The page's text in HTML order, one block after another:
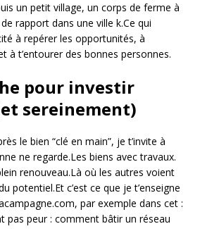
un petit village, un corps de ferme à
rapport dans une ville k.Ce qui
à repérer les opportunités, à
à t’entourer des bonnes personnes.
pour investir
sereinement)
le bien “clé en main”, je t’invite à
ne regarde.Les biens avec travaux.
renouveau.Là où les autres voient
potentiel.Et c’est ce que je t’enseigne
par exemple dans cet :
pas peur : comment bâtir un réseau